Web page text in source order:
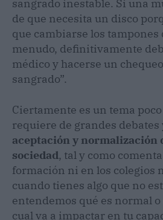
sangrado inestable. Si una
de que necesita un disco
que cambiarse los tampones
menudo, definitivamente
médico y hacerse un
sangrado”.
Ciertamente es un tema
requiere de grandes debates
aceptación y normalización
sociedad, tal y como
formación ni en los colegios
cuando tienes algo que no
entendemos qué es normal o
cual va a impactar en tu